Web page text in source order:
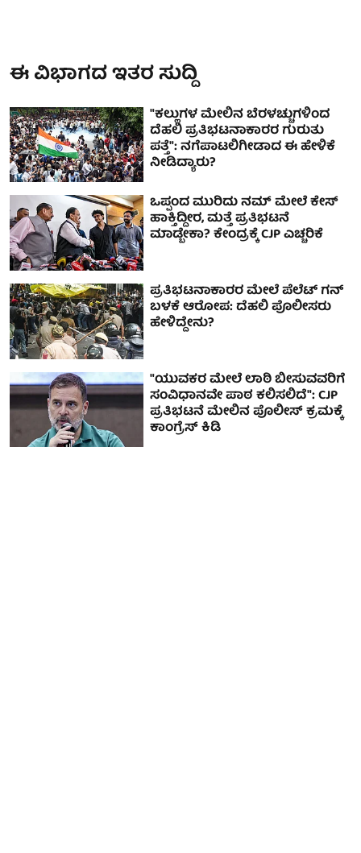
ಈ ವಿಭಾಗದ ಇತರ ಸುದ್ದಿ
"ಕಲ್ಲುಗಳ ಮೇಲಿನ ಬೆರಳಚ್ಚುಗಳಿಂದ
ದೆಹಲಿ ಪ್ರತಿಭಟನಾಕಾರರ ಗುರುತು
ಪತ್ತೆ": ನಗೆಪಾಟಲಿಗೀಡಾದ ಈ ಹೇಳಿಕೆ
ನೀಡಿದ್ಯಾರು?
ಒಪ್ಪಂದ ಮುರಿದು ನಮ್ ಮೇಲೆ ಕೇಸ್
ಹಾಕ್ತಿದ್ದೀರ, ಮತ್ತೆ ಪ್ರತಿಭಟನೆ
ಮಾಡ್ಬೇಕಾ? ಕೇಂದ್ರಕ್ಕೆ CJP ಎಚ್ಚರಿಕೆ
ಪ್ರತಿಭಟನಾಕಾರರ ಮೇಲೆ ಪೆಲೆಟ್ ಗನ್
ಬಳಕೆ ಆರೋಪ: ದೆಹಲಿ ಪೊಲೀಸರು
ಹೇಳಿದ್ದೇನು?
"ಯುವಕರ ಮೇಲೆ ಲಾಠಿ ಬೀಸುವವರಿಗೆ
ಸಂವಿಧಾನವೇ ಪಾಠ ಕಲಿಸಲಿದೆ": CJP
ಪ್ರತಿಭಟನೆ ಮೇಲಿನ ಪೊಲೀಸ್ ಕ್ರಮಕ್ಕೆ
ಕಾಂಗ್ರೆಸ್ ಕಿಡಿ